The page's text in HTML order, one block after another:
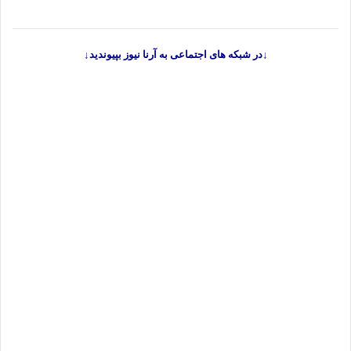
↓در شبکه های اجتماعی به آرنا نیوز بپیوندید↓